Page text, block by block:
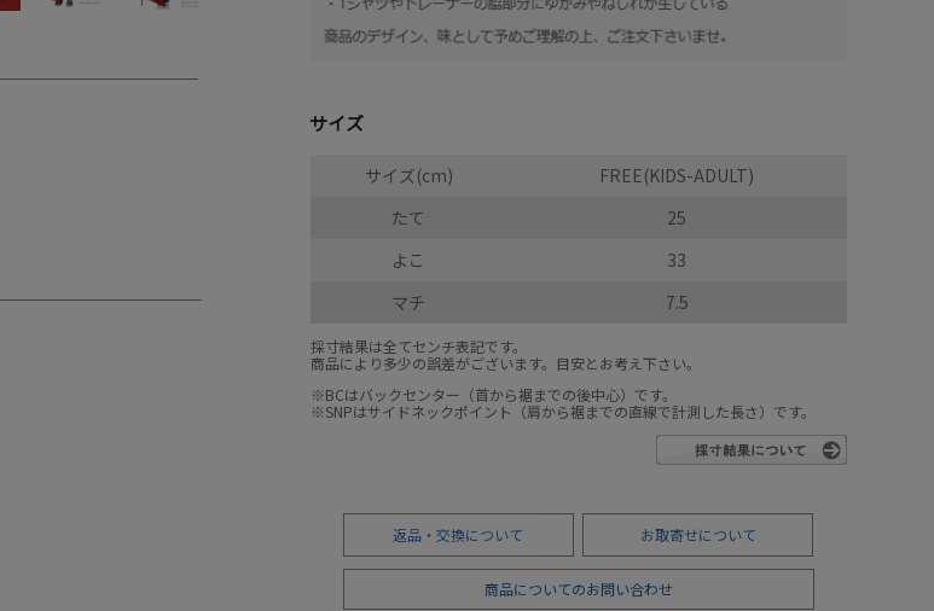
サイズ
サイズ(cm)
FREE(KIDS-ADULT)
たて
25
よこ
33
マチ
7.5
採寸結果は全てセンチ表記です。
商品により多少の誤差がございます。目安とお考え下さい。
※BCはバックセンター（首から裾までの後中心）です。
※SNPはサイドネックポイント（肩から裾までの直線で計測した長さ）です。
返品・交換について お取寄せについて
商品についてのお問い合わせ